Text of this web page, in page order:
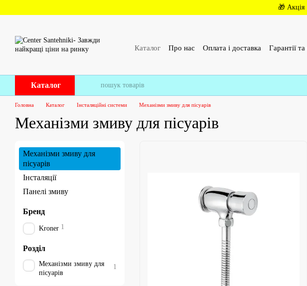
🎁
Каталог Про нас Оплата і доставка Гарантії
Каталог
Головна Каталог Інсталяційні системи Механізми змиву для пісуарів
Механізми змиву для пісуарів
Механізми змиву для
пісуарів
Інсталяції
Панелі змиву
Бренд
Kroner 1
Розділ
Механізми змиву для
пісуарів
1